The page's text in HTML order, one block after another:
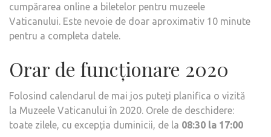
cumpărarea online a biletelor pentru muzeele
Vaticanului. Este nevoie de doar aproximativ 10 minute
pentru a completa datele.
Orar de funcționare 2020
Folosind calendarul de mai jos puteți planifica o vizită
la Muzeele Vaticanului în 2020. Orele de deschidere:
toate zilele, cu excepția duminicii, de la 08:30 la 17:00